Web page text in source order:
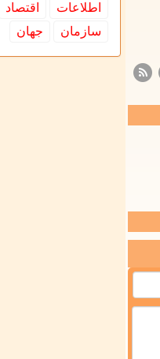
اطلاعات
اقتصاد
سازمان
جهان